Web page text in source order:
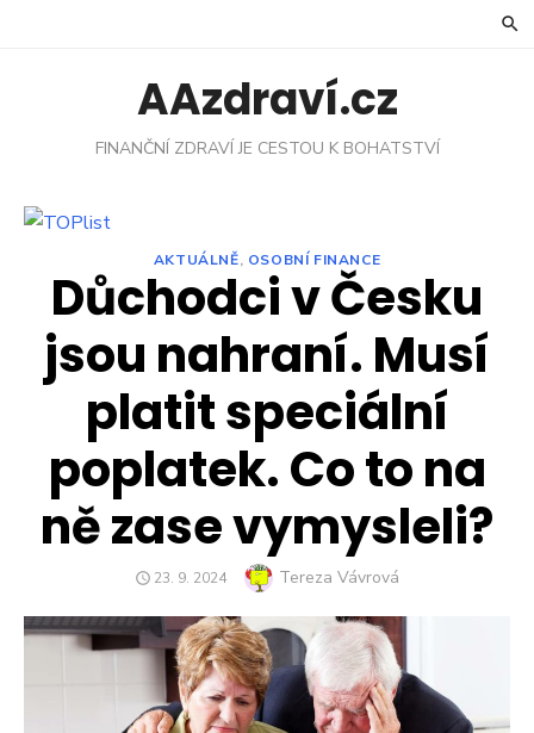
AAzdraví.cz
FINANČNÍ ZDRAVÍ JE CESTOU K BOHATSTVÍ
AKTUÁLNĚ, OSOBNÍ FINANCE
Důchodci v Česku
jsou nahraní. Musí
platit speciální
poplatek. Co to na
ně zase vymysleli?
POSTED
23. 9. 2024 Author
Tereza Vávrová